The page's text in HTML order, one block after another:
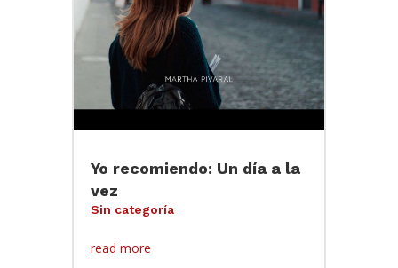
Yo recomiendo: Un día a la
vez
Sin categoría
read more